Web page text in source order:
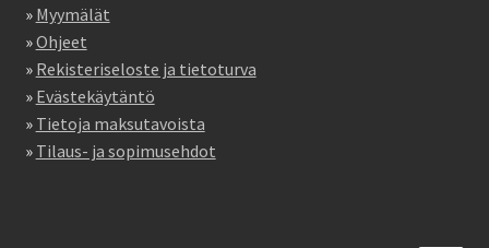
» Myymälät
»Ohjeet
» Rekisteriseloste ja tietoturva
» Evästekäytäntö
» Tietoja maksutavoista
» Tilaus- ja sopimusehdot